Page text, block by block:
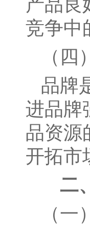
产品良
竞争中
（
品牌
进品牌
品资源
开拓市
二
（